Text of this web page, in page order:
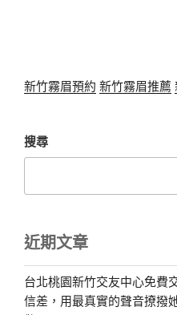
新竹霧眉預約 新竹霧眉推薦
搜尋
近期文章
台北桃園新竹交友中心免費
信差，用最真實的聲音撩撥